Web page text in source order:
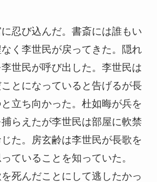
忍び込んだ。書斎には誰もい
く李世民が戻ってきた。隠れ
世民が呼び出した。李世民は
とになっていると告げるが長
立ち向かった。杜如晦が兵を
らえたが李世民は部屋に軟禁
た。房玄齢は李世民が長歌を
ていることを知っていた。
死んだことにして逃したかっ